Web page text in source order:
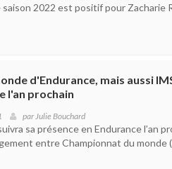
2022 est positif pour Zacharie
d'Endurance, mais aussi
l'an prochain
parJulie Bouchard
sa présence en Endurance l’an
entre Championnat du monde